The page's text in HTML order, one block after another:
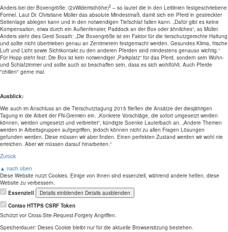
Anders bei der Boxengröße: (2xWiderristhöhe)2 – so lautet die in den Leitlinien festgeschriebene
Formel. Laut Dr. Christiane Müller das absolute Mindestmaß, damit sich ein Pferd in gestreckter
Seitenlage ablegen kann und in den notwendigen Tiefschlaf fallen kann. „Dafür gibt es keine
Kompensation, etwa durch ein Außenfenster, Paddock an der Box oder ähnliches“, so Müller.
Anders sieht dies Gerd Sosath: „Die Boxengröße ist ein Faktor für die tierschutzgerechte Haltung
und sollte nicht übertrieben genau an Zentimetern festgemacht werden. Gesundes Klima, frische
Luft und Licht sowie Sichtkontakt zu den anderen Pferden sind mindestens genauso wichtig.“
Für Hopp steht fest: Die Box ist kein notwendiger „Parkplatz“ für das Pferd, sondern sein Wohn-
und Schlafzimmer und sollte auch so beschaffen sein, dass es sich wohlfühlt. Auch Pferde
"chillen" gerne mal.
Ausblick:
Wie auch im Anschluss an die Tierschutztagung 2015 fließen die Ansätze der diesjährigen
Tagung in die Arbeit der FN-Gremien ein. „Konkrete Vorschläge, die sofort umgesetzt werden
können, werden umgesetzt und verbreitet“, kündigte Soenke Lauterbach an. „Andere Themen
werden in Arbeitsgruppen aufgegriffen, jedoch können nicht zu allen Fragen Lösungen
gefunden werden. Diese müssen wir aber finden. Einen perfekten Zustand werden wir wohl nie
erreichen. Aber wir müssen darauf hinarbeiten.“
Zurück
▲ nach oben
Diese Website nutzt Cookies. Einige von ihnen sind essenziell, während andere helfen, diese
Website zu verbessern.
Essenziell
Details einblenden Details ausblenden
Contao HTTPS CSRF Token
Schützt vor Cross-Site-Request-Forgery Angriffen.
Speicherdauer: Dieses Cookie bleibt nur für die aktuelle Browsersitzung bestehen.